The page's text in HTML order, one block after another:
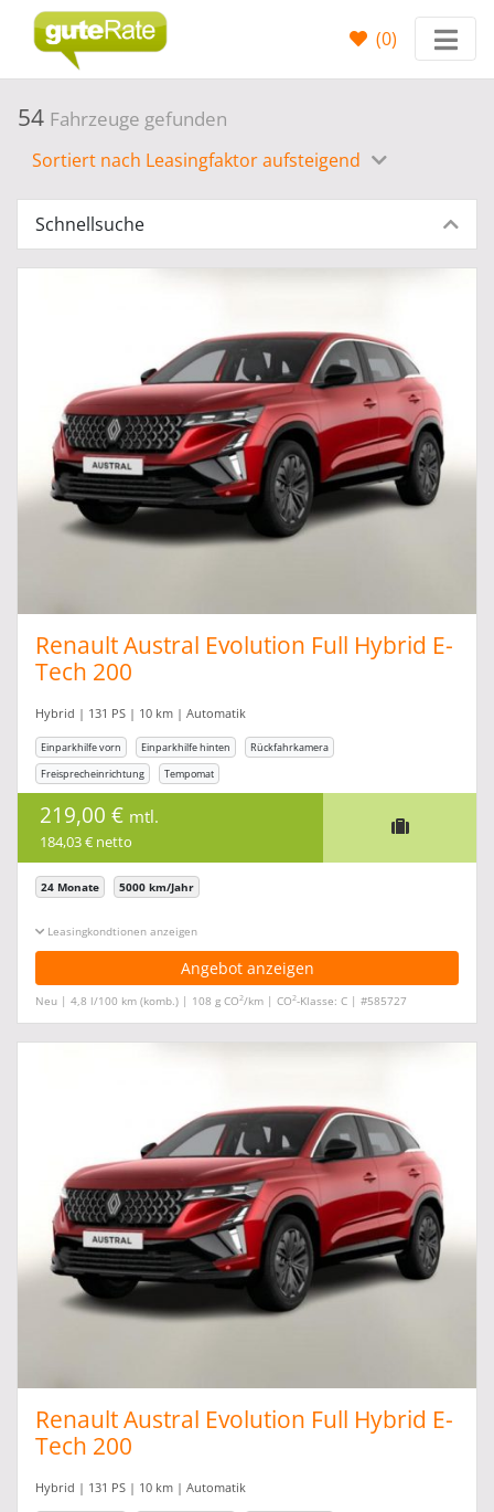
(0)
54 Fahrzeuge gefunden
Sortiert nach Leasingfaktor aufsteigend
Schnellsuche
Renault Austral Evolution Full Hybrid E-
Tech 200
Hybrid | 131 PS | 10 km | Automatik
Einparkhilfe vorn Einparkhilfe hinten
Rückfahrkamera
Freisprecheinrichtung
Tempomat
219,00 € mtl.
184,03 € netto
24 Monate 5000 km/Jahr
Leasingkonditionen ein-/ausblenden
Angebot anzeigen
Neu | 4,8 l/100 km (komb.) | 108 g CO2/km | CO2-Klasse: C | #585727
Renault Austral Evolution Full Hybrid E-
Tech 200
Hybrid | 131 PS | 10 km | Automatik